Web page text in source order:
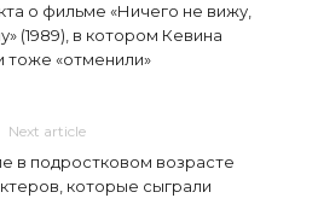
о фильме «Ничего не вижу,
(1989), в котором Кевина
тоже «отменили»
Next article
в подростковом возрасте
которые сыграли